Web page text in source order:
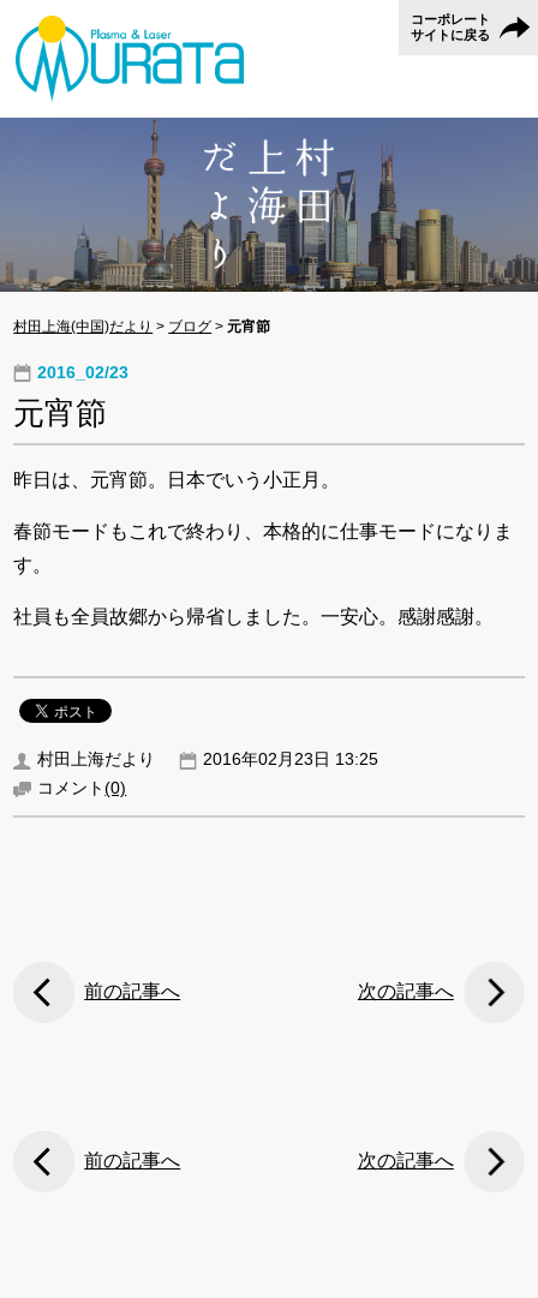
コーポレート
サイトに戻る
村田上海(中国)だより > ブログ >元宵節
2016_02/23
元宵節
昨日は、元宵節。日本でいう小正月。
春節モードもこれで終わり、本格的に仕事モードになりま
す。
社員も全員故郷から帰省しました。一安心。感謝感謝。
村田上海だより
2016年02月23日 13:25
コメント(0)
前の記事へ 次の記事へ
前の記事へ 次の記事へ